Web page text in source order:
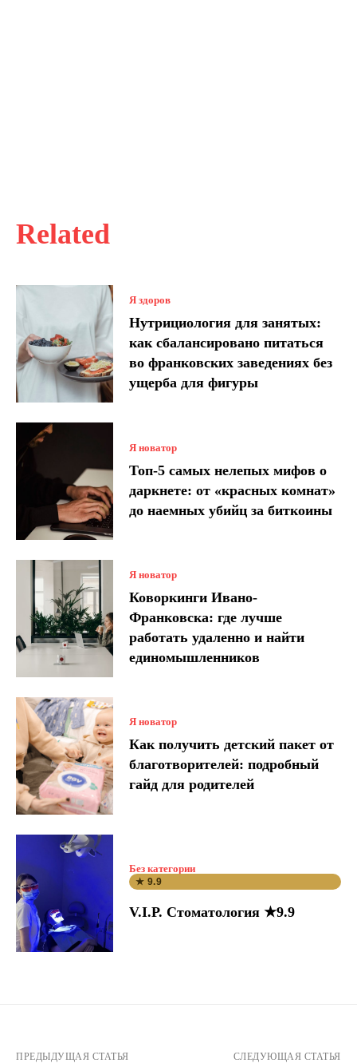
Related
Я здоров
Нутрициология для занятых:
как сбалансировано питаться
во франковских заведениях без
ущерба для фигуры
Я новатор
Топ-5 самых нелепых мифов о
даркнете: от «красных комнат»
до наемных убийц за биткоины
Я новатор
Коворкинги Ивано-
Франковска: где лучше
работать удаленно и найти
единомышленников
Я новатор
Как получить детский пакет от
благотворителей: подробный
гайд для родителей
Без категории
★ 9.9
V.I.P. Стоматология ★9.9
ПРЕДЫДУЩАЯ СТАТЬЯ СЛЕДУЮЩАЯ СТАТЬЯ